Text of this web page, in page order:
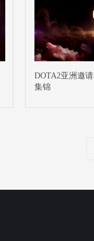
DOTA2亚洲邀
集锦